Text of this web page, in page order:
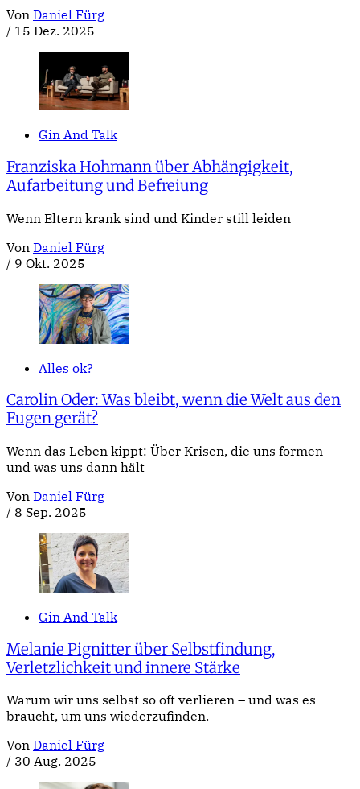
Von Daniel Fürg
/ 15 Dez. 2025
Gin And Talk
Franziska Hohmann über Abhängigkeit,
Aufarbeitung und Befreiung
Wenn Eltern krank sind und Kinder still leiden
Von Daniel Fürg
/ 9 Okt. 2025
Alles ok?
Carolin Oder: Was bleibt, wenn die Welt aus den
Fugen gerät?
Wenn das Leben kippt: Über Krisen, die uns formen –
und was uns dann hält
Von Daniel Fürg
/ 8 Sep. 2025
Gin And Talk
Melanie Pignitter über Selbstfindung,
Verletzlichkeit und innere Stärke
Warum wir uns selbst so oft verlieren – und was es
braucht, um uns wiederzufinden.
Von Daniel Fürg
/ 30 Aug. 2025